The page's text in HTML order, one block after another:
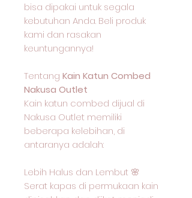
bisa dipakai untuk segala
kebutuhan Anda. Beli produk
kami dan rasakan
keuntungannya!
Tentang Kain Katun Combed
Nakusa Outlet
Kain katun combed dijual di
Nakusa Outlet memiliki
beberapa kelebihan, di
antaranya adalah:
Lebih Halus dan Lembut 🌸
Serat kapas di permukaan kain